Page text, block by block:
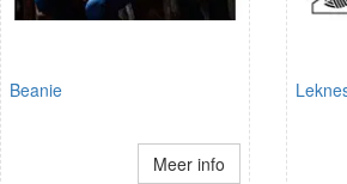
Beanie
Meer info